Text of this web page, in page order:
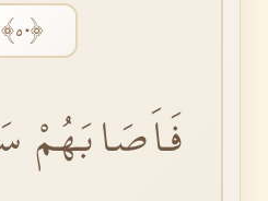
﴿٥٠﴾
فَاَصَابَهُمْ